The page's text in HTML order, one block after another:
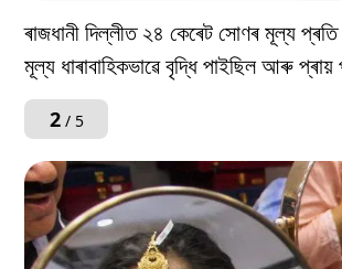
ৰাজধানী দিল্লীত ২৪ কেৰেট সোণৰ মূল্য
মূল্য ধাৰাবাহিকভাৱে বৃদ্ধি পাইছিল আৰু
2/ 5